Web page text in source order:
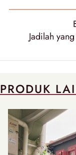
Jadilah
PRODUK